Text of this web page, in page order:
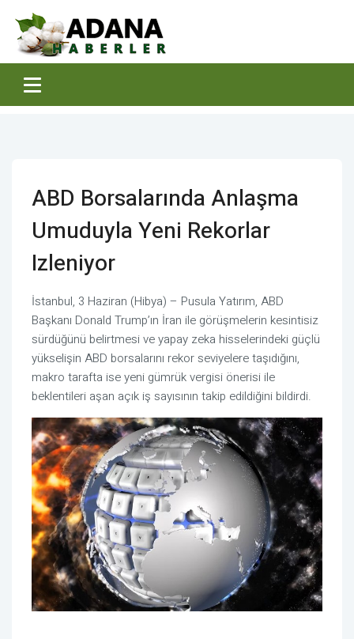
ABD Borsalarında Anlaşma
Umuduyla Yeni Rekorlar
Izleniyor
İstanbul, 3 Haziran (Hibya) – Pusula Yatırım, ABD
Başkanı Donald Trump’ın İran ile görüşmelerin kesintisiz
sürdüğünü belirtmesi ve yapay zeka hisselerindeki güçlü
yükselişin ABD borsalarını rekor seviyelere taşıdığını,
makro tarafta ise yeni gümrük vergisi önerisi ile
beklentileri aşan açık iş sayısının takip edildiğini bildirdi.